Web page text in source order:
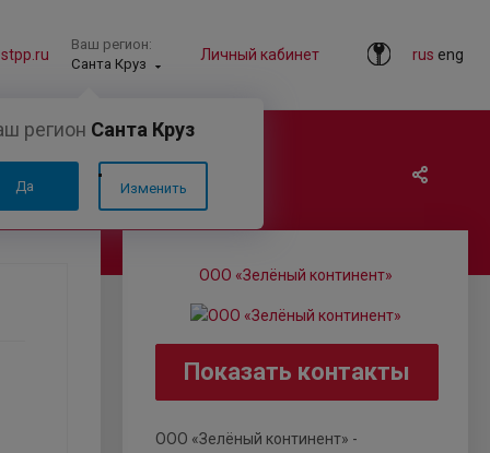
rus eng
Личный кабинет
Ваш регион:
Санта Круз
регион Санта Круз
Да Изменить
ООО «Зелёный континент»
Показать контакты
ООО «Зелёный континент» -